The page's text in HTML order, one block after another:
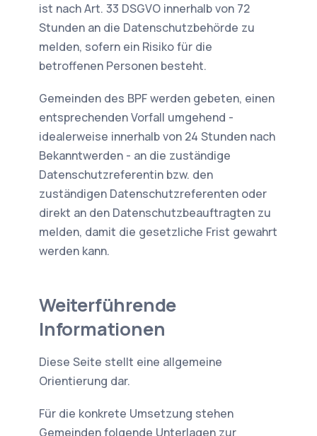
ist nach Art. 33 DSGVO innerhalb von 72
Stunden an die Datenschutzbehörde zu
melden, sofern ein Risiko für die
betroffenen Personen besteht.
Gemeinden des BPF werden gebeten, einen
entsprechenden Vorfall umgehend -
idealerweise innerhalb von 24 Stunden nach
Bekanntwerden - an die zuständige
Datenschutzreferentin bzw. den
zuständigen Datenschutzreferenten oder
direkt an den Datenschutzbeauftragten zu
melden, damit die gesetzliche Frist gewahrt
werden kann.
Weiterführende
Informationen
Diese Seite stellt eine allgemeine
Orientierung dar.
Für die konkrete Umsetzung stehen
Gemeinden folgende Unterlagen zur